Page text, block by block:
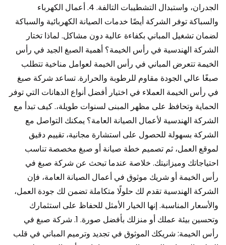
الجدران، واستبدال التشطيبات التالفة. 4. أعمال الكهرباء
والسباكة توفر الشركة أيضًا خدمات الصيانة الكهربائية والسباكة
لضمان تشغيل المباني بكفاءة عالية دون مشاكل. لماذا تختار
الشركة الهندسية في رأس الخيمة؟ أهمية الصبغ الجيد في رأس
الخيمة تتعرض المباني في رأس الخيمة لعوامل مناخية تتطلب
صبغًا عالي الجودة مقاوم للرطوبة والحرارة. تساعد شركة صبغ
في رأس الخيمة العملاء في اختيار أفضل أنواع الدهانات التي توفر
الحماية وتحافظ على مظهر المبنى لسنوات طويلة،. كيف تبدأ مع
الشركة الهندسية لأعمال الصيانة العامة؟ يمكنك التواصل مع
الشركة بسهولة للحصول على استشارة مجانية، تقييم دقيق
لموقع العمل، ثم تصميم خطة صيانة أو صبغ مخصصة تناسب
احتياجاتك وميزانيتك. خلاصة عندما تبحث عن شركة صبغ في
رأس الخيمة أو شريك موثوق في أعمال الصيانة العامة، فإن
الشركة الهندسية تقدم لك حلولًا متكاملة تضمن لك جودة العمل،
والأسعار المناسبة. إنها الخيار الأمثل للحفاظ على استثمارك
وتحسين بيئة عملك أو منزلك بأفضل صورة. 1. شركة صبغ في
رأس الخيمة: شريكك الموثوق في تجديد وترميم المباني في قلب